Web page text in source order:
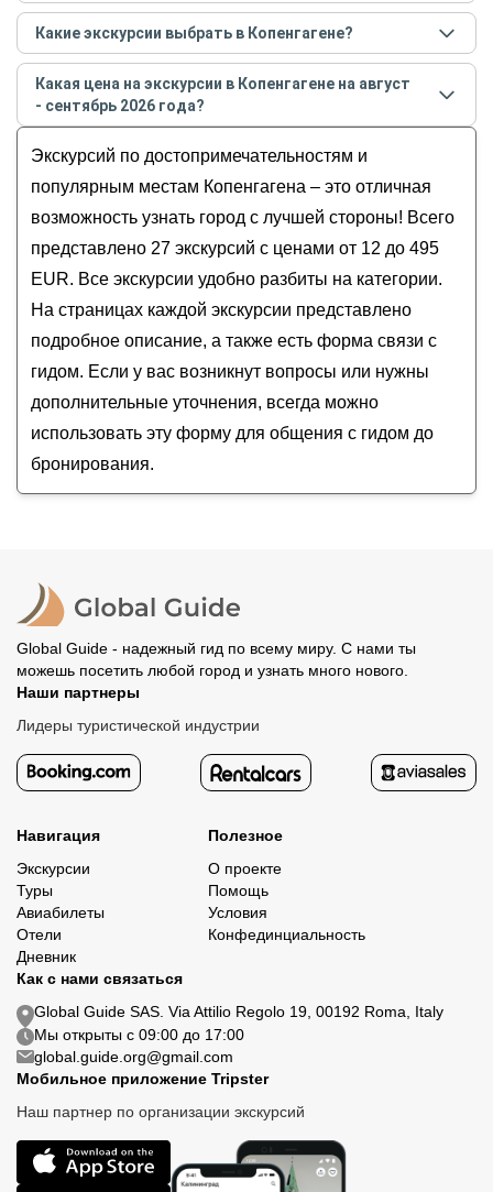
Самые популярные местав Копенгагенев августе
- сентябре 2026 года:
Обзорные
История и архитектура
Музеи и искусство
Гастрономические
Для детей
Какие экскурсии выбрать в Копенгагене?
Самые популярные экскурсиив Копенгагенев
августе - сентябре 2026года:
Копенгаген — первое знакомство
Копенгаген для начинающих: экспресс-прогулка
по городу счастливых людей
Подружиться с Копенгагеном
Классический Копенгаген на автомобиле
Какая цена на экскурсии в Копенгагене на август
- сентябрь 2026 года?
сентябрь 2026года от 12до 495 EUR
Экскурсий по достопримечательностям и
популярным местам Копенгагена – это отличная
возможность узнать город с лучшей стороны! Всего
представлено 27 экскурсий с ценами от 12 до 495
EUR. Все экскурсии удобно разбиты на категории.
На страницах каждой экскурсии представлено
подробное описание, а также есть форма связи с
гидом. Если у вас возникнут вопросы или нужны
дополнительные уточнения, всегда можно
использовать эту форму для общения с гидом до
бронирования.
Global Guide - надежный гид по всему миру. С нами ты
можешь посетить любой город и узнать много нового.
Наши партнеры
Лидеры туристической индустрии
Навигация
Экскурсии
Туры
Авиабилеты
Отели
Дневник
Полезное
О проекте
Помощь
Условия
Конфединциальность
Как с нами связаться
Global Guide SAS. Via Attilio Regolo 19, 00192 Roma, Italy
Мы открыты с 09:00 до 17:00
global.guide.org@gmail.com
Мобильное приложение Tripster
Наш партнер по организации экскурсий